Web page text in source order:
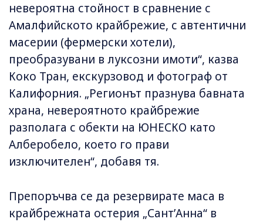
невероятна стойност в сравнение с
Амалфийското крайбрежие, с автентични
масерии (фермерски хотели),
преобразувани в луксозни имоти“, казва
Коко Тран, екскурзовод и фотограф от
Калифорния. „Регионът празнува бавната
храна, невероятното крайбрежие
разполага с обекти на ЮНЕСКО като
Алберобело, което го прави
изключителен“, добавя тя.
Препоръчва се да резервирате маса в
крайбрежната остерия „Сант’Анна“ в